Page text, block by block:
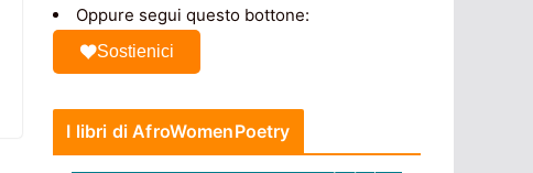
Oppure segui questo bottone:
Sostienici
I libri di AfroWomenPoetry